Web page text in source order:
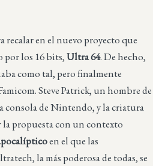
en el nuevo proyecto que
por los 16 bits,Ultra 64. De hecho,
como tal, pero finalmente
Steve Patrick, un hombre de
consola de Nintendo, y la criatura
la propuesta con un contexto
en el que las
la más poderosa de todas, se